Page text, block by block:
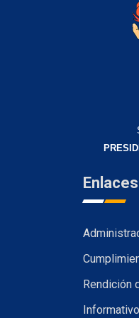
Rendición
Informativo